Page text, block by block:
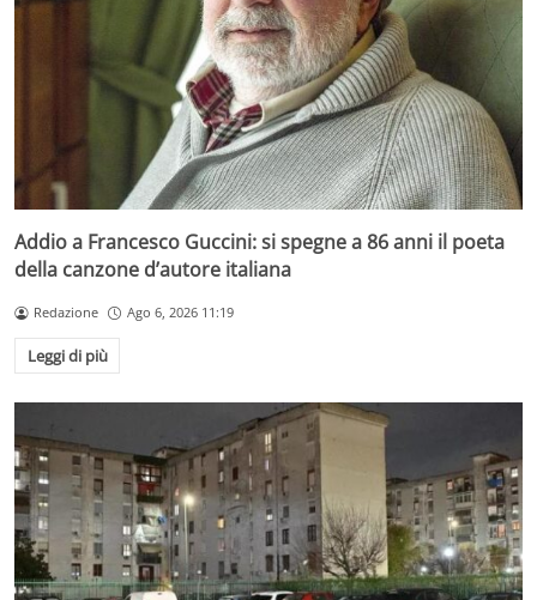
Addio a Francesco Guccini: si spegne a 86 anni il poeta
della canzone d’autore italiana
Redazione Ago 6, 2026 11:19
Leggi di più